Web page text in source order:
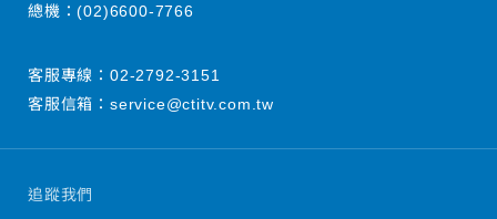
追蹤我們
總機：(02)6600-7766
客服專線： 02-2792-3151
客服信箱： service@ctitv.com.tw